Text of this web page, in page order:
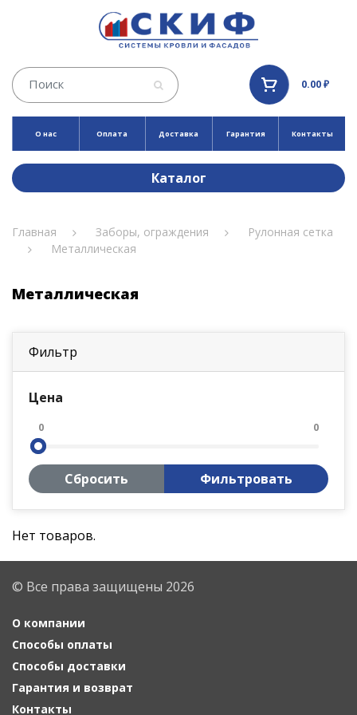
0.00 ₽
О нас Оплата Доставка Гарантия Контакты
Каталог
Главная Заборы, ограждения
Рулонная сетка
Металлическая
Металлическая
Фильтр
Цена
0 0
Сбросить Фильтровать
Нет товаров.
© Все права защищены 2026
О компании
Способы оплаты
Способы доставки
Гарантия и возврат
Контакты